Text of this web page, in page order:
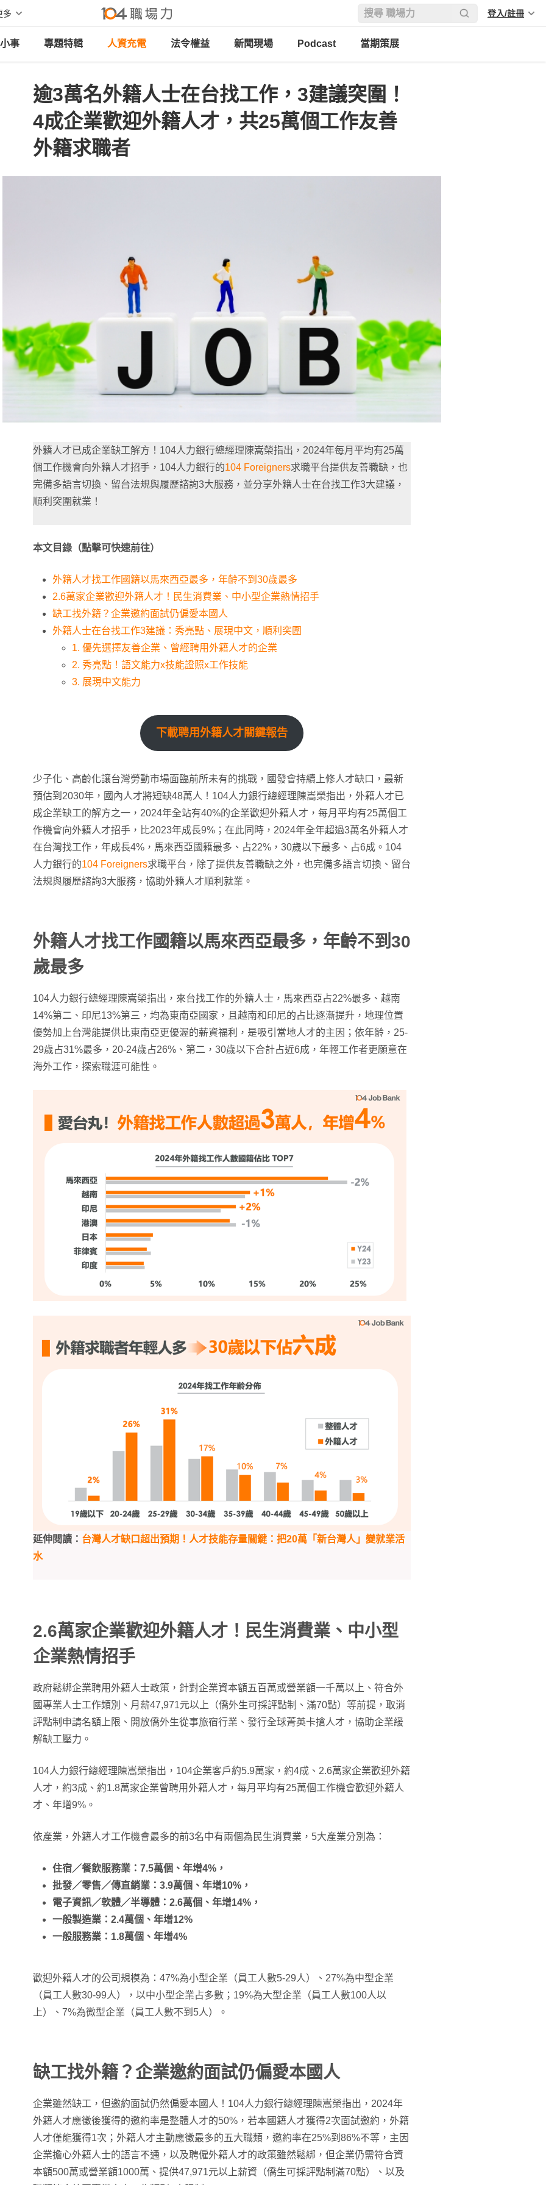
多 登入/註冊
事 專題特輯 人資充電 法令權益 新聞現場 Podcast 當期策展
逾3萬名外籍人士在台找工作，3建議突圍！
4成企業歡迎外籍人才，共25萬個工作友善
外籍求職者
外籍人才已成企業缺工解方！104人力銀行總經理陳嵩榮指出，2024年每月平均有25萬
個工作機會向外籍人才招手，104人力銀行的104 Foreigners求職平台提供友善職缺，也
完備多語言切換、留台法規與履歷諮詢3大服務，並分享外籍人士在台找工作3大建議，
順利突圍就業！
本文目錄（點擊可快速前往）
外籍人才找工作國籍以馬來西亞最多，年齡不到30歲最多
2.6萬家企業歡迎外籍人才！民生消費業、中小型企業熱情招手
缺工找外籍？企業邀約面試仍偏愛本國人
外籍人士在台找工作3建議：秀亮點、展現中文，順利突圍
1. 優先選擇友善企業、曾經聘用外籍人才的企業
2. 秀亮點！語文能力x技能證照x工作技能
3. 展現中文能力
下載聘用外籍人才關鍵報告
少子化、高齡化讓台灣勞動市場面臨前所未有的挑戰，國發會持續上修人才缺口，最新
預估到2030年，國內人才將短缺48萬人！104人力銀行總經理陳嵩榮指出，外籍人才已
成企業缺工的解方之一，2024年全站有40%的企業歡迎外籍人才，每月平均有25萬個工
作機會向外籍人才招手，比2023年成長9%；在此同時，2024年全年超過3萬名外籍人才
在台灣找工作，年成長4%，馬來西亞國籍最多、占22%，30歲以下最多、占6成。104
人力銀行的104 Foreigners求職平台，除了提供友善職缺之外，也完備多語言切換、留台
法規與履歷諮詢3大服務，協助外籍人才順利就業。
外籍人才找工作國籍以馬來西亞最多，年齡不到30
歲最多
104人力銀行總經理陳嵩榮指出，來台找工作的外籍人士，馬來西亞占22%最多、越南
14%第二、印尼13%第三，均為東南亞國家，且越南和印尼的占比逐漸提升，地理位置
優勢加上台灣能提供比東南亞更優渥的薪資福利，是吸引當地人才的主因；依年齡，25-
29歲占31%最多，20-24歲占26%、第二，30歲以下合計占近6成，年輕工作者更願意在
海外工作，探索職涯可能性。
延伸閱讀： 台灣人才缺口超出預期！人才技能存量關鍵：把20萬「新台灣人」變就業活
水
2.6萬家企業歡迎外籍人才！民生消費業、中小型
企業熱情招手
政府鬆綁企業聘用外籍人士政策，針對企業資本額五百萬或營業額一千萬以上、符合外
國專業人士工作類別、月薪47,971元以上（僑外生可採評點制、滿70點）等前提，取消
評點制申請名額上限​、開放僑外生從事旅宿行業、發行全球菁英卡搶人才​，協助企業緩
解缺工壓力。
104人力銀行總經理陳嵩榮指出，104企業客戶約5.9萬家，約4成、2.6萬家企業歡迎外籍
人才，約3成、約1.8萬家企業曾聘用外籍人才，每月平均有25萬個工作機會歡迎外籍人
才、年增9%。
依產業，外籍人才工作機會最多的前3名中有兩個為民生消費業，5大產業分別為：
住宿／餐飲服務業：7.5萬個、年增4%，
批發／零售／傳直銷業：3.9萬個、年增10%，
電子資訊／軟體／半導體：2.6萬個、年增14%，
一般製造業：2.4萬個、年增12%
一般服務業：1.8萬個、年增4%
歡迎外籍人才的公司規模為：47%為小型企業（員工人數5-29人）、27%為中型企業
（員工人數30-99人），以中小型企業占多數；19%為大型企業（員工人數100人以
上）、7%為微型企業（員工人數不到5人）。
缺工找外籍？企業邀約面試仍偏愛本國人
企業雖然缺工，但邀約面試仍然偏愛本國人！104人力銀行總經理陳嵩榮指出，2024年​
外籍人才應徵後獲得的邀約率是整體人才的50%，若本國籍人才獲得2次面試邀約，外籍
人才僅能獲得1次；外籍人才主動應徵最多的五大職類，邀約率在25%到86%不等，主因
企業擔心外籍人士的語言不通，以及聘僱外籍人才的政策雖然鬆綁，但企業仍需符合資
本額500萬或營業額1000萬、提供47,971元以上薪資（僑生可採評點制滿70點）、以及